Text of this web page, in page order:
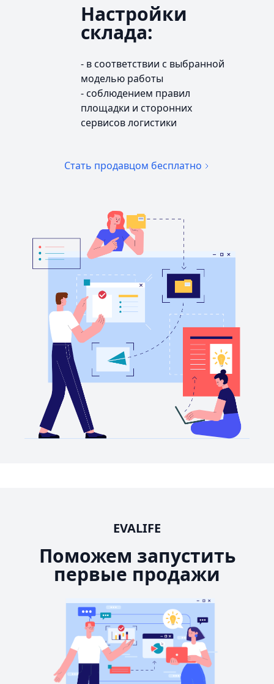
Настройки
склада:
- в соответствии с выбранной
моделью работы
- соблюдением правил
площадки и сторонних
сервисов логистики
Стать продавцом бесплатно
EVALIFE
Поможем запустить
первые продажи